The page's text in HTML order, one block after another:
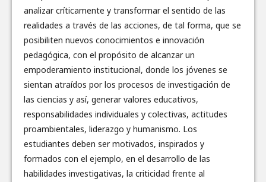
analizar críticamente y transformar el sentido de las
realidades a través de las acciones, de tal forma, que se
posibiliten nuevos conocimientos e innovación
pedagógica, con el propósito de alcanzar un
empoderamiento institucional, donde los jóvenes se
sientan atraídos por los procesos de investigación de
las ciencias y así, generar valores educativos,
responsabilidades individuales y colectivas, actitudes
proambientales, liderazgo y humanismo. Los
estudiantes deben ser motivados, inspirados y
formados con el ejemplo, en el desarrollo de las
habilidades investigativas, la criticidad frente al